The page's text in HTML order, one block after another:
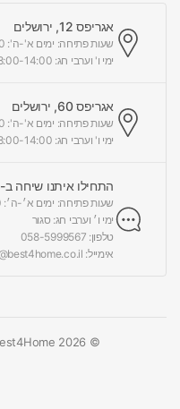
אגריפס 12, ירושלים
שעות פתיחה: ימים א'-ה': 19:00-08:00
ימי ו' וערבי חג: 08:00-14:00
אגריפס 60, ירושלים
שעות פתיחה: ימים א'-ה': 19:00-08:00
ימי ו' וערבי חג: 08:00-14:00
התחילו איתנו שיחה ב-WhatsApp
שעות פתיחה: ימים א׳-ה׳: 09:00-17:00
ימי ו׳ וערבי חג: סגור
טלפון: 058-5999567
אימייל: service@best4home.co.il
© 2026 Best4Home, הוקם על ידי